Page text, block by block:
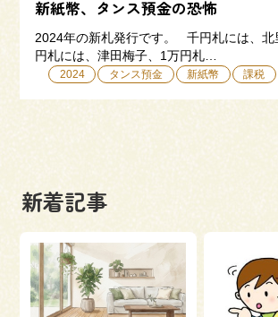
054-365-
来場予約
新紙幣、タンス預金の恐怖
2024年の新札発行です。 千円札には、北
円札には、津田梅子、1万円札…
2024 タンス預金 新紙幣 課税
新着記事